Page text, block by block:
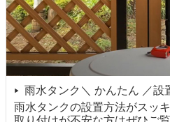
▶
雨水タンク＼ かんたん ／設
雨水タンクの設置方法がスッ